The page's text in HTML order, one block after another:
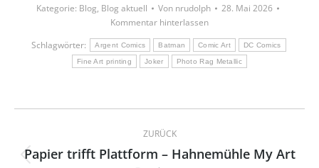
Kategorie: Blog, Blog aktuell Von nrudolph
28. Mai 2026
Kommentar hinterlassen
Schlagwörter:
Argent Comics Batman Comic Art DC Comics
Fine Art printing Joker Photo Rag Metallic
Kommentarnavigation
ZURÜCK
Vorheriger
Papier trifft Plattform – Hahnemühle My Art